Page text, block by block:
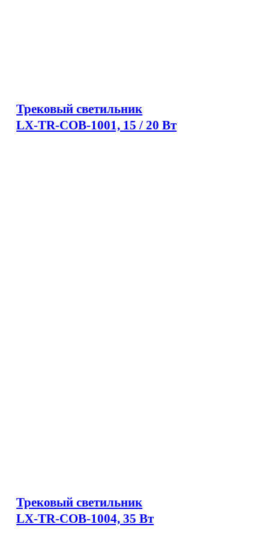
Трековый светильник
LX-TR-COB-1001, 15 / 20 Вт
Трековый светильник
LX-TR-COB-1004, 35 Вт